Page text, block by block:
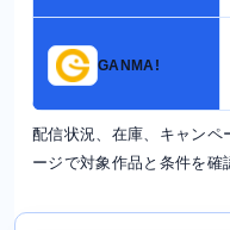
GANMA!
配信状況、在庫、キャンペ
ージで対象作品と条件を確